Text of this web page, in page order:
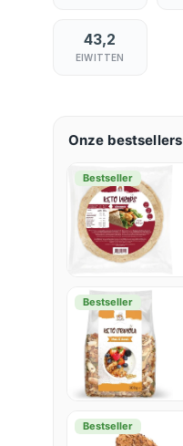
43,2
EIWITTEN
Onze bestsellers
Bestseller
Bestseller
Bestseller